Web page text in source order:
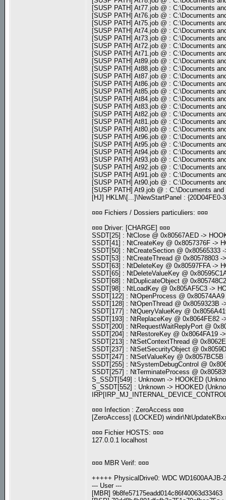
[SUSP PATH] At77.job @ : C:\Documents
[SUSP PATH] At76.job @ : C:\Documents
[SUSP PATH] At75.job @ : C:\Documents
[SUSP PATH] At74.job @ : C:\Documents
[SUSP PATH] At73.job @ : C:\Documents
[SUSP PATH] At72.job @ : C:\Documents
[SUSP PATH] At71.job @ : C:\Documents
[SUSP PATH] At89.job @ : C:\Documents
[SUSP PATH] At88.job @ : C:\Documents
[SUSP PATH] At87.job @ : C:\Documents
[SUSP PATH] At86.job @ : C:\Documents
[SUSP PATH] At85.job @ : C:\Documents
[SUSP PATH] At84.job @ : C:\Documents
[SUSP PATH] At83.job @ : C:\Documents
[SUSP PATH] At82.job @ : C:\Documents
[SUSP PATH] At81.job @ : C:\Documents
[SUSP PATH] At80.job @ : C:\Documents
[SUSP PATH] At96.job @ : C:\Documents
[SUSP PATH] At95.job @ : C:\Documents
[SUSP PATH] At94.job @ : C:\Documents
[SUSP PATH] At93.job @ : C:\Documents
[SUSP PATH] At92.job @ : C:\Documents
[SUSP PATH] At91.job @ : C:\Documents
[SUSP PATH] At90.job @ : C:\Documents
[SUSP PATH] At9.job @ : C:\Documents
[HJ] HKLM\[...]\NewStartPanel : {20D04FE0-
¤¤¤ Fichiers / Dossiers particuliers: ¤¤¤
¤¤¤ Driver: [CHARGE] ¤¤¤
SSDT[25] : NtClose @ 0x80567AED ->
SSDT[41] : NtCreateKey @ 0x8057376F ->
SSDT[50] : NtCreateSection @ 0x80565333
SSDT[53] : NtCreateThread @ 0x80578803
SSDT[63] : NtDeleteKey @ 0x80597FFA ->
SSDT[65] : NtDeleteValueKey @
SSDT[68] : NtDuplicateObject @
SSDT[98] : NtLoadKey @ 0x805AF5C3 ->
SSDT[122] : NtOpenProcess @
SSDT[128] : NtOpenThread @ 0x8059323B
SSDT[177] : NtQueryValueKey @
SSDT[193] : NtReplaceKey @ 0x8064FE82
SSDT[200] : NtRequestWaitReplyPort @
SSDT[204] : NtRestoreKey @ 0x8064FA19 -
SSDT[213] : NtSetContextThread @
SSDT[237] : NtSetSecurityObject @
SSDT[247] : NtSetValueKey @
SSDT[255] : NtSystemDebugControl @
SSDT[257] : NtTerminateProcess @
S_SSDT[549] : Unknown -> HOOKED
S_SSDT[552] : Unknown -> HOOKED
¤¤¤ Infection : ZeroAccess ¤¤¤
[ZeroAccess] (LOCKED)
¤¤¤ Fichier HOSTS: ¤¤¤
127.0.0.1 localhost
¤¤¤ MBR Verif: ¤¤¤
+++++ PhysicalDrive0: WDC WD1600AAJB-
--- User ---
[MBR] 9b8fe57175eadd014c86f40063d33463